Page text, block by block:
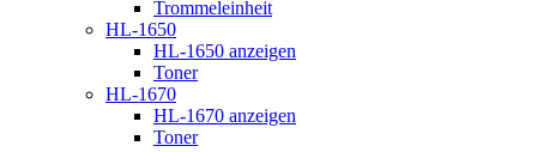
Trommeleinheit
HL-1650
HL-1650 anzeigen
Toner
HL-1670
HL-1670 anzeigen
Toner